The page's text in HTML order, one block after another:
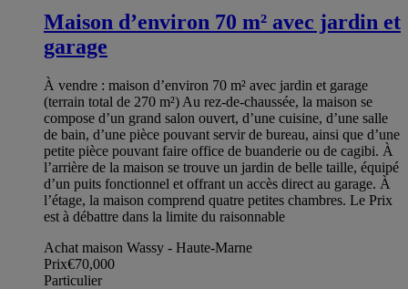
Maison d’environ 70 m² avec jardin et
garage
À vendre : maison d’environ 70 m² avec jardin et garage
(terrain total de 270 m²) Au rez-de-chaussée, la maison se
compose d’un grand salon ouvert, d’une cuisine, d’une salle
de bain, d’une pièce pouvant servir de bureau, ainsi que d’une
petite pièce pouvant faire office de buanderie ou de cagibi. À
l’arrière de la maison se trouve un jardin de belle taille, équipé
d’un puits fonctionnel et offrant un accès direct au garage. À
l’étage, la maison comprend quatre petites chambres. Le Prix
est à débattre dans la limite du raisonnable
Achat maison Wassy - Haute-Marne
Prix€70,000
Particulier